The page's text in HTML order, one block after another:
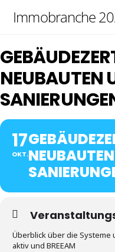
Immobranche
NEUBAUTEN
17
OKT.
Überblick über die Systeme
aktiv und BREEAM